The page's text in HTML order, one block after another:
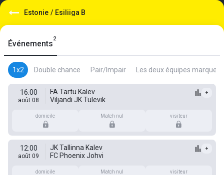
Estonie / Esiliiga B
Événements
2
1x2 Double chance Pair/Impair Les deux équipes marquent
16:00
août 08
FA Tartu Kalev
Viljandi JK Tulevik
+
domicile Match nul visiteur
12:00
août 09
JK Tallinna Kalev
FC Phoenix Johvi
+
domicile Match nul visiteur